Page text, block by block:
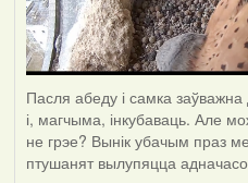
Пасля абеду і самка заўважна
і, магчыма, інкубаваць. Але
не грэе? Вынік убачым праз
птушанят вылупяцца